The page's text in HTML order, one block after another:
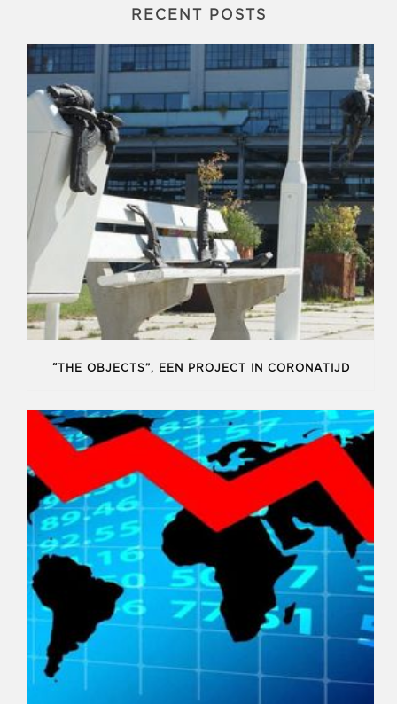
RECENT POSTS
“THE OBJECTS”, EEN PROJECT IN CORONATIJD